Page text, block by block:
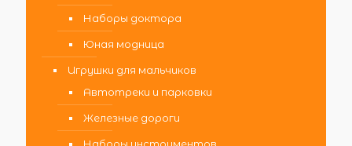
Наборы доктора
Юная модница
Игрушки для мальчиков
Автотреки и парковки
Железные дороги
Наборы инструментов